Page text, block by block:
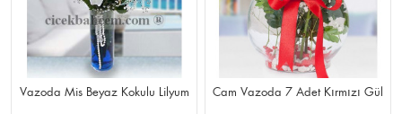
Vazoda Mis Beyaz Kokulu Lilyum Cam Vazoda 7 Adet Kırmızı Gül